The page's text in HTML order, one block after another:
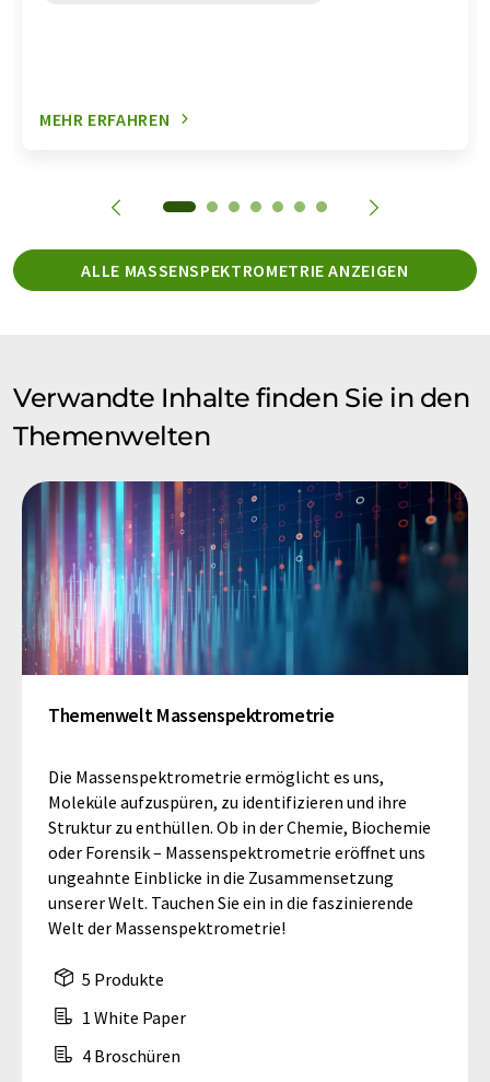
MEHR ERFAHREN
ALLE MASSENSPEKTROMETRIE ANZEIGEN
Verwandte Inhalte finden Sie in den
Themenwelten
Themenwelt Massenspektrometrie
Die Massenspektrometrie ermöglicht es uns,
Moleküle aufzuspüren, zu identifizieren und ihre
Struktur zu enthüllen. Ob in der Chemie, Biochemie
oder Forensik – Massenspektrometrie eröffnet uns
ungeahnte Einblicke in die Zusammensetzung
unserer Welt. Tauchen Sie ein in die faszinierende
Welt der Massenspektrometrie!
5 Produkte
1 White Paper
4 Broschüren